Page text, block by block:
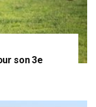
son 3e